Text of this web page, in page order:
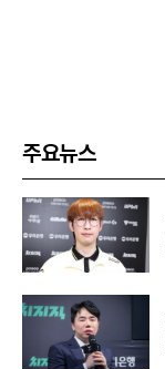
주요뉴스